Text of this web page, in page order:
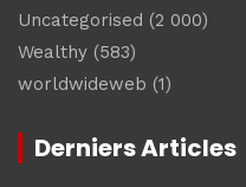
Uncategorised (2 000)
Wealthy (583)
worldwideweb (1)
Derniers Articles